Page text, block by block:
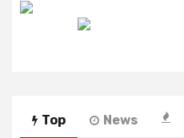
Top News